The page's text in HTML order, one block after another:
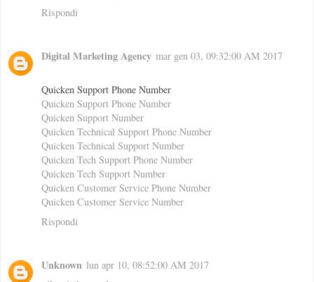
Rispondi
Digital Marketing Agency mar gen 03, 09:32:00 AM 2017
Quicken Support Phone Number
Quicken Support Phone Number
Quicken Support Number
Quicken Technical Support Phone Number
Quicken Technical Support Number
Quicken Tech Support Phone Number
Quicken Tech Support Number
Quicken Customer Service Phone Number
Quicken Customer Service Number
Rispondi
Unknown lun apr 10, 08:52:00 AM 2017